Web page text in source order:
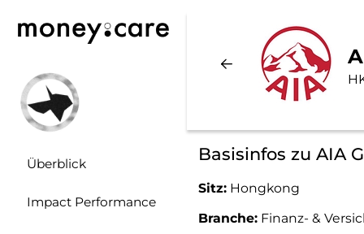
Überblick
Impact Performance
Basisinfos zu AIA
Sitz: Hongkong
Branche: Finanz- &